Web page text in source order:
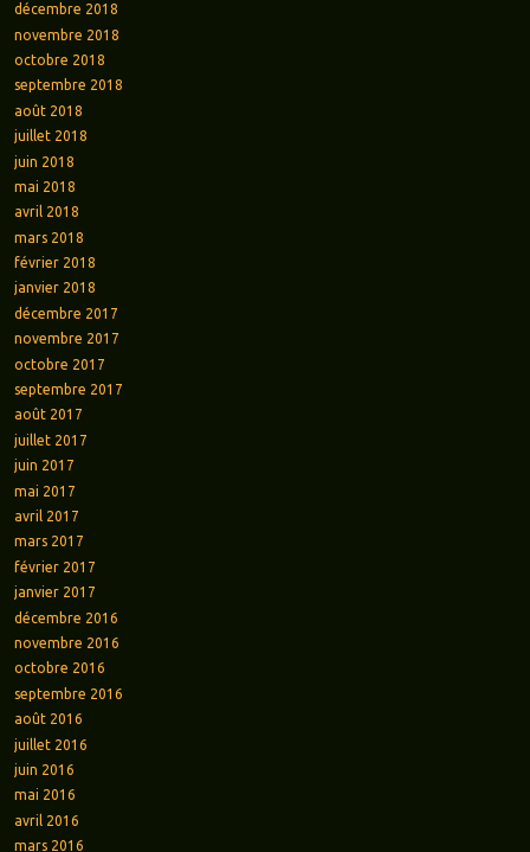
décembre 2018
novembre 2018
octobre 2018
septembre 2018
août 2018
juillet 2018
juin 2018
mai 2018
avril 2018
mars 2018
février 2018
janvier 2018
décembre 2017
novembre 2017
octobre 2017
septembre 2017
août 2017
juillet 2017
juin 2017
mai 2017
avril 2017
mars 2017
février 2017
janvier 2017
décembre 2016
novembre 2016
octobre 2016
septembre 2016
août 2016
juillet 2016
juin 2016
mai 2016
avril 2016
mars 2016